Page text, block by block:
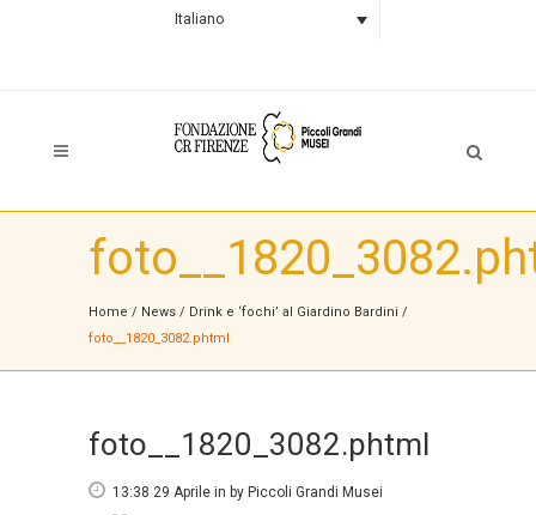
Italiano
Home / News / Drink e ‘fochi’ al Giardino Bardini /
foto__1820_3082.phtml
foto__1820_3082.phtml
13:38 29 Aprile in by Piccoli Grandi Musei